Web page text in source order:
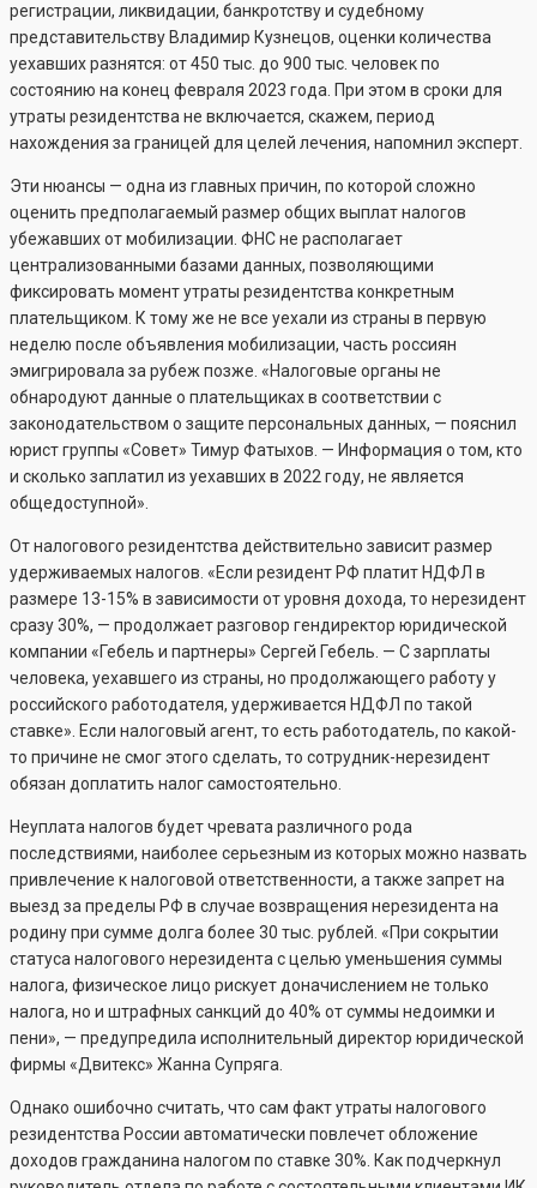
регистрации, ликвидации, банкротству и судебному
представительству Владимир Кузнецов, оценки количества
уехавших разнятся: от 450 тыс. до 900 тыс. человек по
состоянию на конец февраля 2023 года. При этом в сроки для
утраты резидентства не включается, скажем, период
нахождения за границей для целей лечения, напомнил эксперт.
Эти нюансы — одна из главных причин, по которой сложно
оценить предполагаемый размер общих выплат налогов
убежавших от мобилизации. ФНС не располагает
централизованными базами данных, позволяющими
фиксировать момент утраты резидентства конкретным
плательщиком. К тому же не все уехали из страны в первую
неделю после объявления мобилизации, часть россиян
эмигрировала за рубеж позже. «Налоговые органы не
обнародуют данные о плательщиках в соответствии с
законодательством о защите персональных данных, — пояснил
юрист группы «Совет» Тимур Фатыхов. — Информация о том, кто
и сколько заплатил из уехавших в 2022 году, не является
общедоступной».
От налогового резидентства действительно зависит размер
удерживаемых налогов. «Если резидент РФ платит НДФЛ в
размере 13-15% в зависимости от уровня дохода, то нерезидент
сразу 30%, — продолжает разговор гендиректор юридической
компании «Гебель и партнеры» Сергей Гебель. — С зарплаты
человека, уехавшего из страны, но продолжающего работу у
российского работодателя, удерживается НДФЛ по такой
ставке». Если налоговый агент, то есть работодатель, по какой-
то причине не смог этого сделать, то сотрудник-нерезидент
обязан доплатить налог самостоятельно.
Неуплата налогов будет чревата различного рода
последствиями, наиболее серьезным из которых можно назвать
привлечение к налоговой ответственности, а также запрет на
выезд за пределы РФ в случае возвращения нерезидента на
родину при сумме долга более 30 тыс. рублей. «При сокрытии
статуса налогового нерезидента с целью уменьшения суммы
налога, физическое лицо рискует доначислением не только
налога, но и штрафных санкций до 40% от суммы недоимки и
пени», — предупредила исполнительный директор юридической
фирмы «Двитекс» Жанна Супряга.
Однако ошибочно считать, что сам факт утраты налогового
резидентства России автоматически повлечет обложение
доходов гражданина налогом по ставке 30%. Как подчеркнул